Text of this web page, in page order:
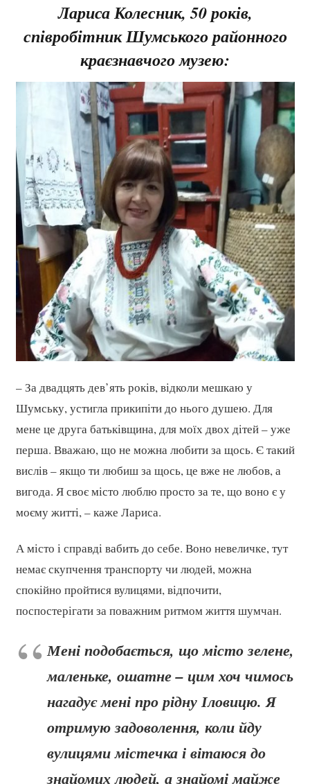
Лариса Колесник, 50 років,
співробітник Шумського районного
краєзнавчого музею:
– За двадцять дев’ять років, відколи мешкаю у
Шумську, устигла прикипіти до нього душею. Для
мене це друга батьківщина, для моїх двох дітей – уже
перша. Вважаю, що не можна любити за щось. Є такий
вислів – якщо ти любиш за щось, це вже не любов, а
вигода. Я своє місто люблю просто за те, що воно є у
моєму житті, – каже Лариса.
А місто і справді вабить до себе. Воно невеличке, тут
немає скупчення транспорту чи людей, можна
спокійно пройтися вулицями, відпочити,
поспостерігати за поважним ритмом життя шумчан.
Мені подобається, що місто зелене,
маленьке, ошатне – цим хоч чимось
нагадує мені про рідну Іловицю. Я
отримую задоволення, коли йду
вулицями містечка і вітаюся до
знайомих людей, а знайомі майже